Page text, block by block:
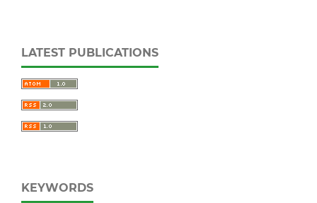
LATEST PUBLICATIONS
KEYWORDS